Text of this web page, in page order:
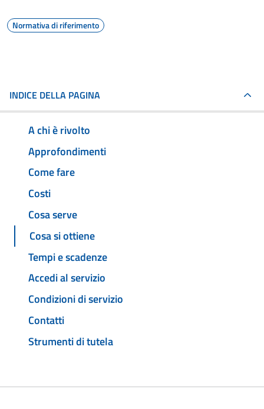
Normativa di riferimento
INDICE DELLA PAGINA
A chi è rivolto
Approfondimenti
Come fare
Costi
Cosa serve
Cosa si ottiene
Tempi e scadenze
Accedi al servizio
Condizioni di servizio
Contatti
Strumenti di tutela